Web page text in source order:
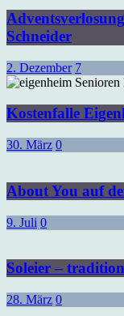
Schneider
2. Dezember 7
Kostenfalle
30. März 0
About You auf
9. Juli 0
Soleier –
28. März 0